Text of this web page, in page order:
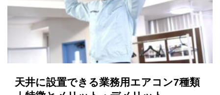
天井に設置できる業務用エアコン7種類